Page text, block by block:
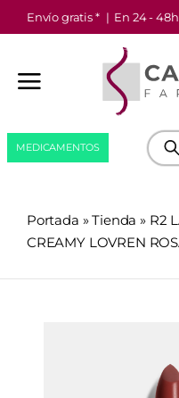
Saltar
al
Envío gratis * | En 24 - 48h
de
MEDICAMENTOS
Portada »Tienda » R2
CREAMY LOVREN